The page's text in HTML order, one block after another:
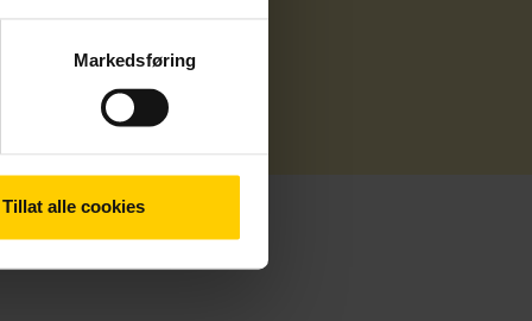
Markedsføring
Tillat alle cookies